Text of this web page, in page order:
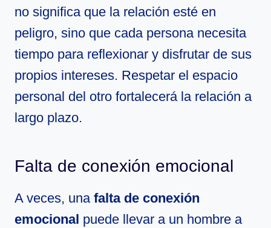
no significa que la relación esté en
peligro, sino que cada persona necesita
tiempo para reflexionar y disfrutar de sus
propios intereses. Respetar el espacio
personal del otro fortalecerá la relación a
largo plazo.
Falta de conexión emocional
A veces, una falta de conexión
emocional puede llevar a un hombre a